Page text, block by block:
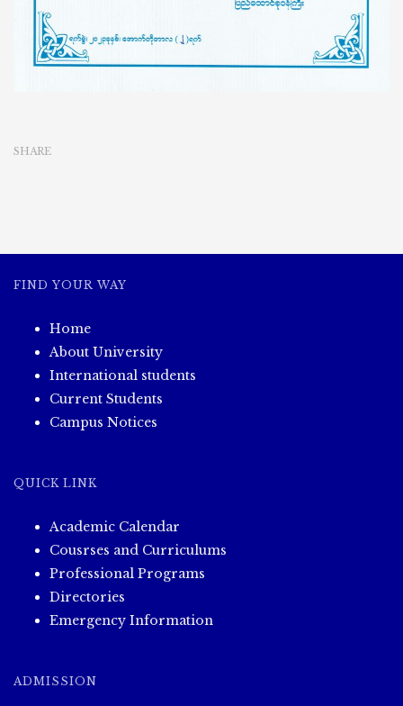
လွှာ
SHARE
FIND YOUR WAY
Home
About University
International students
Current Students
Campus Notices
QUICK LINK
Academic Calendar
Cousrses and Curriculums
Professional Programs
Directories
Emergency Information
ADMISSION